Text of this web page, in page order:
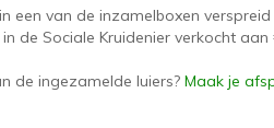
een van de inzamelboxen
de Sociale Kruidenier verkocht aan
de ingezamelde luiers? Maak je